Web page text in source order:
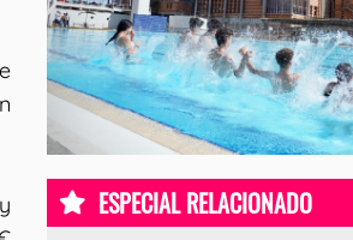
ESPECIAL RELACIONADO